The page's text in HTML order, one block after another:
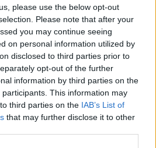
please use the below opt-out
Please note that after your
you may continue seeing
on personal information utilized by
disclosed to third parties prior to
opt-out of the further
information by third parties on the
participants. This information may
third parties on the IAB’s List of
that may further disclose it to other